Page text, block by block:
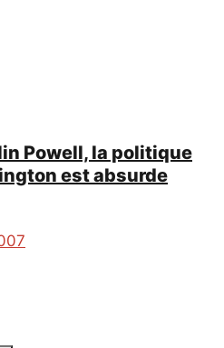
Powell, la politique
est absurde